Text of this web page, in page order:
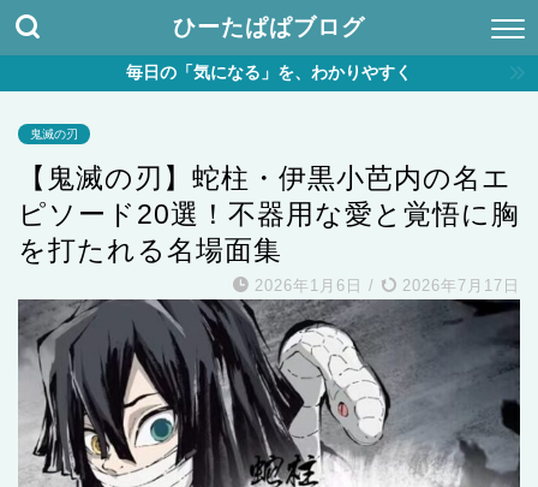
ひーたぱぱブログ
毎日の「気になる」を、わかりやすく
鬼滅の刃
【鬼滅の刃】蛇柱・伊黒小芭内の名エ
ピソード20選！不器用な愛と覚悟に胸
を打たれる名場面集
2026年1月6日 / 2026年7月17日